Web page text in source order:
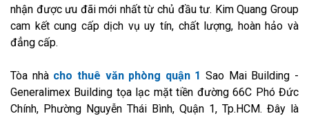
nhận được ưu đãi mới nhất từ chủ đầu tư. Kim Quang Group
cam kết cung cấp dịch vụ uy tín, chất lượng, hoàn hảo và
đẳng cấp.
Tòa nhà cho thuê văn phòng quận 1 Sao Mai Building -
Generalimex Building tọa lạc mặt tiền đường 66C Phó Đức
Chính, Phường Nguyễn Thái Bình, Quận 1, Tp.HCM. Đây là